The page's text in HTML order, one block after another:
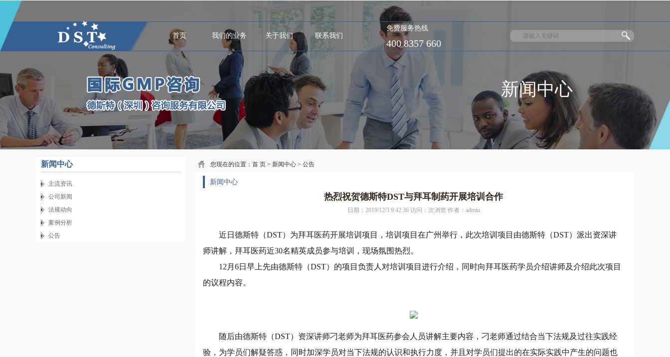
首页 我们的业务 关于我们 联系我们
免费服务热线
400 8357 660
新闻中心
新闻中心
主流资讯
公司新闻
法规动向
案例分析
公告
您现在的位置： 首 页 > 新闻中心 > 公告
新闻中心
热烈祝贺德斯特DST与拜耳制药开展培训合作
日期：2019/12/3 9:42:36 访问： 次浏览 作者：admin
近日德斯特（DST）为拜耳医药开展培训项目，培训项目在广州举行，此次培训项目由德斯特（DST）派出资深讲
师讲解，拜耳医药近30名精英成员参与培训，现场氛围热烈。
12月6日早上先由德斯特（DST）的项目负责人对培训项目进行介绍，同时向拜耳医药学员介绍讲师及介绍此次项目
的议程内容。
随后由德斯特（DST）资深讲师刁老师为拜耳医药参会人员讲解主要内容，刁老师通过结合当下法规及过往实践经
验，为学员们解疑答惑，同时加深学员对当下法规的认识和执行力度，并且对学员们提出的在实际实践中产生的问题也